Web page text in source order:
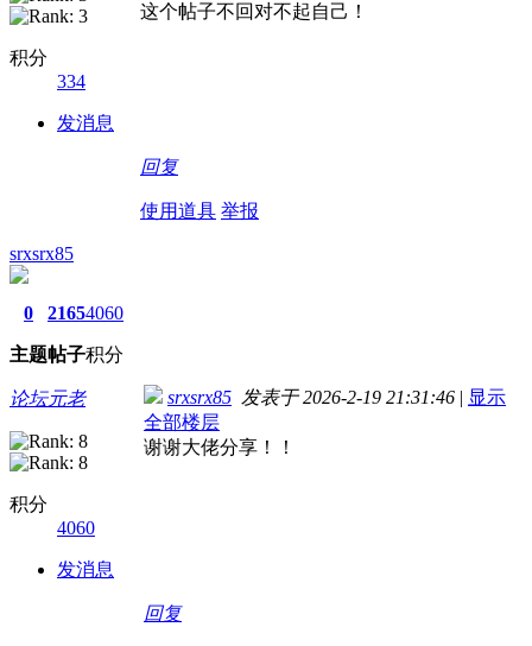
积分
334
发消息
这个帖子不回对不起自己！
回复
使用道具 举报
srxsrx85
0
主题
2165
帖子
4060
积分
论坛元老
积分
4060
发消息
srxsrx85 发表于 2026-2-19 21:31:46 | 显示
全部楼层
谢谢大佬分享！！
回复